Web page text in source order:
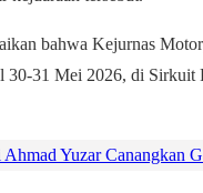
bahwa Kejurnas
31 Mei 2026, di Sirkuit
Yuzar Canangkan